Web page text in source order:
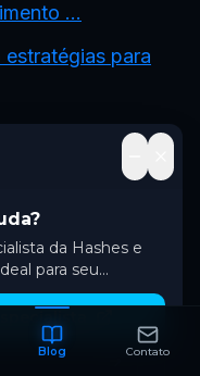
...
estratégias para
da Hashes e
para seu
Blog Contato